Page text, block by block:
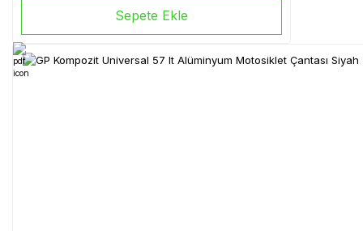
Sepete Ekle